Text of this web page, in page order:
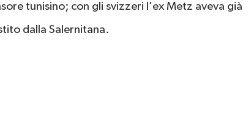
tunisino; con gli svizzeri l’ex Metz aveva già
dalla Salernitana.